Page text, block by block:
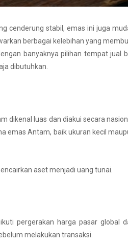
cenderung stabil, emas ini juga
berbagai kelebihan yang
banyaknya pilihan tempat jual
dibutuhkan.
dikenal luas dan diakui secara
emas Antam, baik ukuran kecil
aset menjadi uang tunai.
pergerakan harga pasar global
melakukan transaksi.